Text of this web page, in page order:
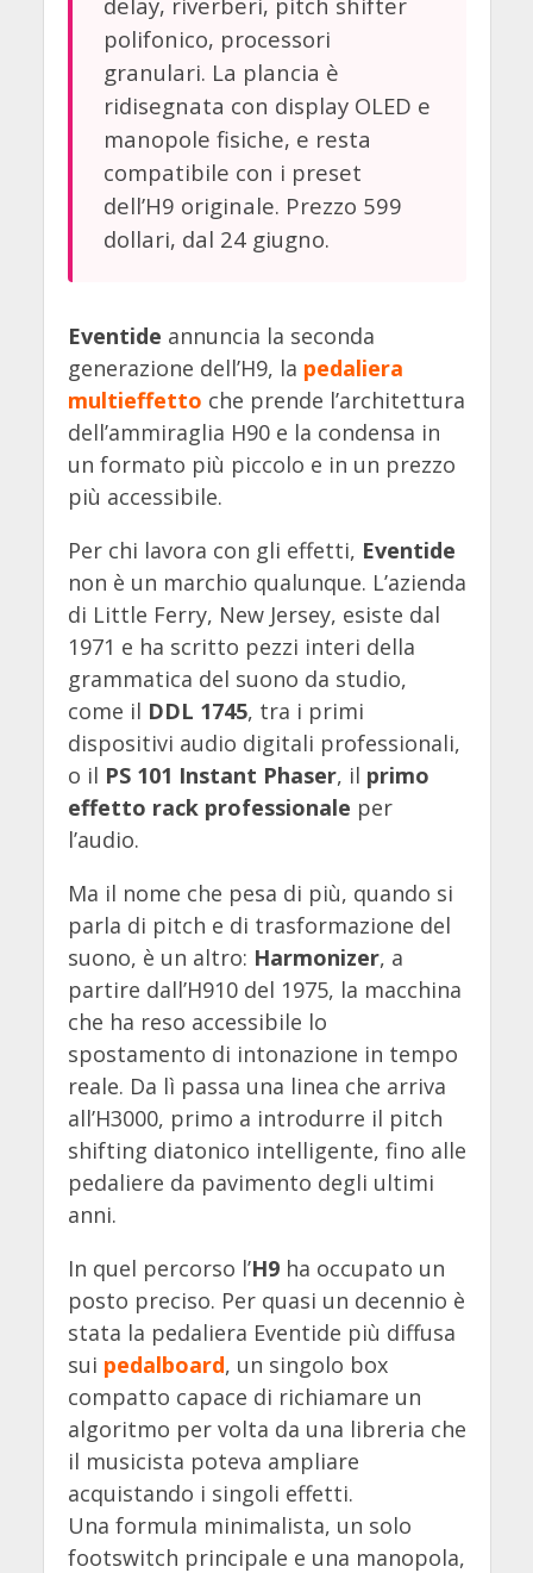
polifonico, processori
granulari. La plancia è
ridisegnata con display OLED e
manopole fisiche, e resta
compatibile con i preset
dell’H9 originale. Prezzo 599
dollari, dal 24 giugno.
Eventide annuncia la seconda
generazione dell’H9, la pedaliera
multieffetto che prende l’architettura
dell’ammiraglia H90 e la condensa in
un formato più piccolo e in un prezzo
più accessibile.
Per chi lavora con gli effetti, Eventide
non è un marchio qualunque. L’azienda
di Little Ferry, New Jersey, esiste dal
1971 e ha scritto pezzi interi della
grammatica del suono da studio,
come il DDL 1745, tra i primi
dispositivi audio digitali professionali,
o il PS 101 Instant Phaser, il primo
effetto rack professionale per
l’audio.
Ma il nome che pesa di più, quando si
parla di pitch e di trasformazione del
suono, è un altro: Harmonizer, a
partire dall’H910 del 1975, la macchina
che ha reso accessibile lo
spostamento di intonazione in tempo
reale. Da lì passa una linea che arriva
all’H3000, primo a introdurre il pitch
shifting diatonico intelligente, fino alle
pedaliere da pavimento degli ultimi
anni.
In quel percorso l’H9ha occupato un
posto preciso. Per quasi un decennio è
stata la pedaliera Eventide più diffusa
sui pedalboard, un singolo box
compatto capace di richiamare un
algoritmo per volta da una libreria che
il musicista poteva ampliare
acquistando i singoli effetti.
Una formula minimalista, un solo
footswitch principale e una manopola,